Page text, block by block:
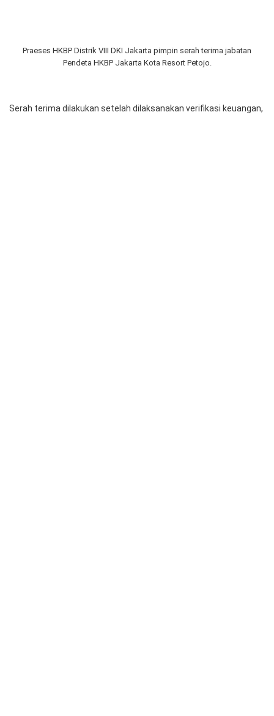
Praeses HKBP Distrik VIII DKI Jakarta pimpin serah terima jabatan
Pendeta HKBP Jakarta Kota Resort Petojo.
Serah terima dilakukan setelah dilaksanakan verifikasi keuangan,